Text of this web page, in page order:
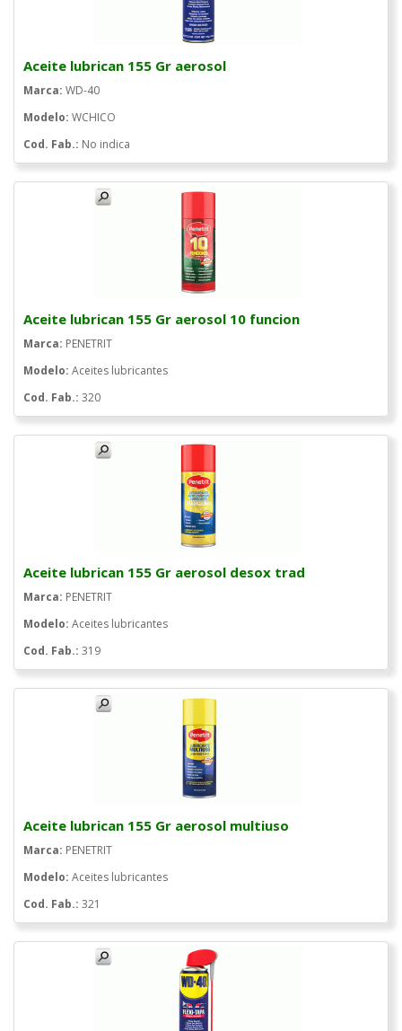
Aceite lubrican 155 Gr aerosol
Marca: WD-40
Modelo: WCHICO
Cod. Fab.: No indica
Aceite lubrican 155 Gr aerosol 10 funcion
Marca: PENETRIT
Modelo: Aceites lubricantes
Cod. Fab.: 320
Aceite lubrican 155 Gr aerosol desox trad
Marca: PENETRIT
Modelo: Aceites lubricantes
Cod. Fab.: 319
Aceite lubrican 155 Gr aerosol multiuso
Marca: PENETRIT
Modelo: Aceites lubricantes
Cod. Fab.: 321